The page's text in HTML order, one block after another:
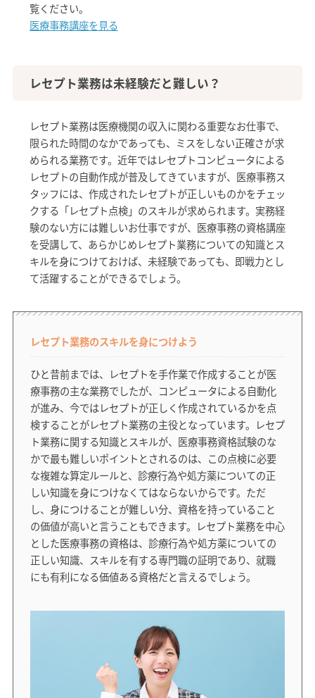
覧ください。
医療事務講座を見る
レセプト業務は未経験だと難しい？
レセプト業務は医療機関の収入に関わる重要なお仕事で、
限られた時間のなかであっても、ミスをしない正確さが求
められる業務です。近年ではレセプトコンピュータによる
レセプトの自動作成が普及してきていますが、医療事務ス
タッフには、作成されたレセプトが正しいものかをチェッ
クする「レセプト点検」のスキルが求められます。実務経
験のない方には難しいお仕事ですが、医療事務の資格講座
を受講して、あらかじめレセプト業務についての知識とス
キルを身につけておけば、未経験であっても、即戦力とし
て活躍することができるでしょう。
レセプト業務のスキルを身につけよう
ひと昔前までは、レセプトを手作業で作成することが医
療事務の主な業務でしたが、コンピュータによる自動化
が進み、今ではレセプトが正しく作成されているかを点
検することがレセプト業務の主役となっています。レセプ
ト業務に関する知識とスキルが、医療事務資格試験のな
かで最も難しいポイントとされるのは、この点検に必要
な複雑な算定ルールと、診療行為や処方薬についての正
しい知識を身につけなくてはならないからです。ただ
し、身につけることが難しい分、資格を持っていること
の価値が高いと言うこともできます。レセプト業務を中心
とした医療事務の資格は、診療行為や処方薬についての
正しい知識、スキルを有する専門職の証明であり、就職
にも有利になる価値ある資格だと言えるでしょう。